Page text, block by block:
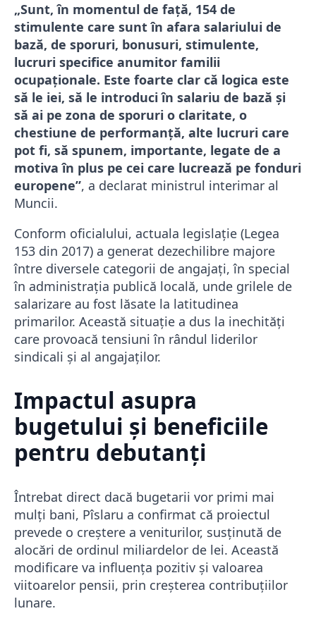
„Sunt, în momentul de față, 154 de
stimulente care sunt în afara salariului de
bază, de sporuri, bonusuri, stimulente,
lucruri specifice anumitor familii
ocupaționale. Este foarte clar că logica este
să le iei, să le introduci în salariu de bază și
să ai pe zona de sporuri o claritate, o
chestiune de performanță, alte lucruri care
pot fi, să spunem, importante, legate de a
motiva în plus pe cei care lucrează pe fonduri
europene”, a declarat ministrul interimar al
Muncii.
Conform oficialului, actuala legislație (Legea
153 din 2017) a generat dezechilibre majore
între diversele categorii de angajați, în special
în administrația publică locală, unde grilele de
salarizare au fost lăsate la latitudinea
primarilor. Această situație a dus la inechități
care provoacă tensiuni în rândul liderilor
sindicali și al angajaților.
Impactul asupra
bugetului și beneficiile
pentru debutanți
Întrebat direct dacă bugetarii vor primi mai
mulți bani, Pîslaru a confirmat că proiectul
prevede o creștere a veniturilor, susținută de
alocări de ordinul miliardelor de lei. Această
modificare va influența pozitiv și valoarea
viitoarelor pensii, prin creșterea contribuțiilor
lunare.